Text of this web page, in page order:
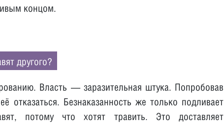
концом.
другого?
Власть — заразительная штука. Попробовав
отказаться. Безнаказанность же только подливает
потому что хотят травить. Это доставляет